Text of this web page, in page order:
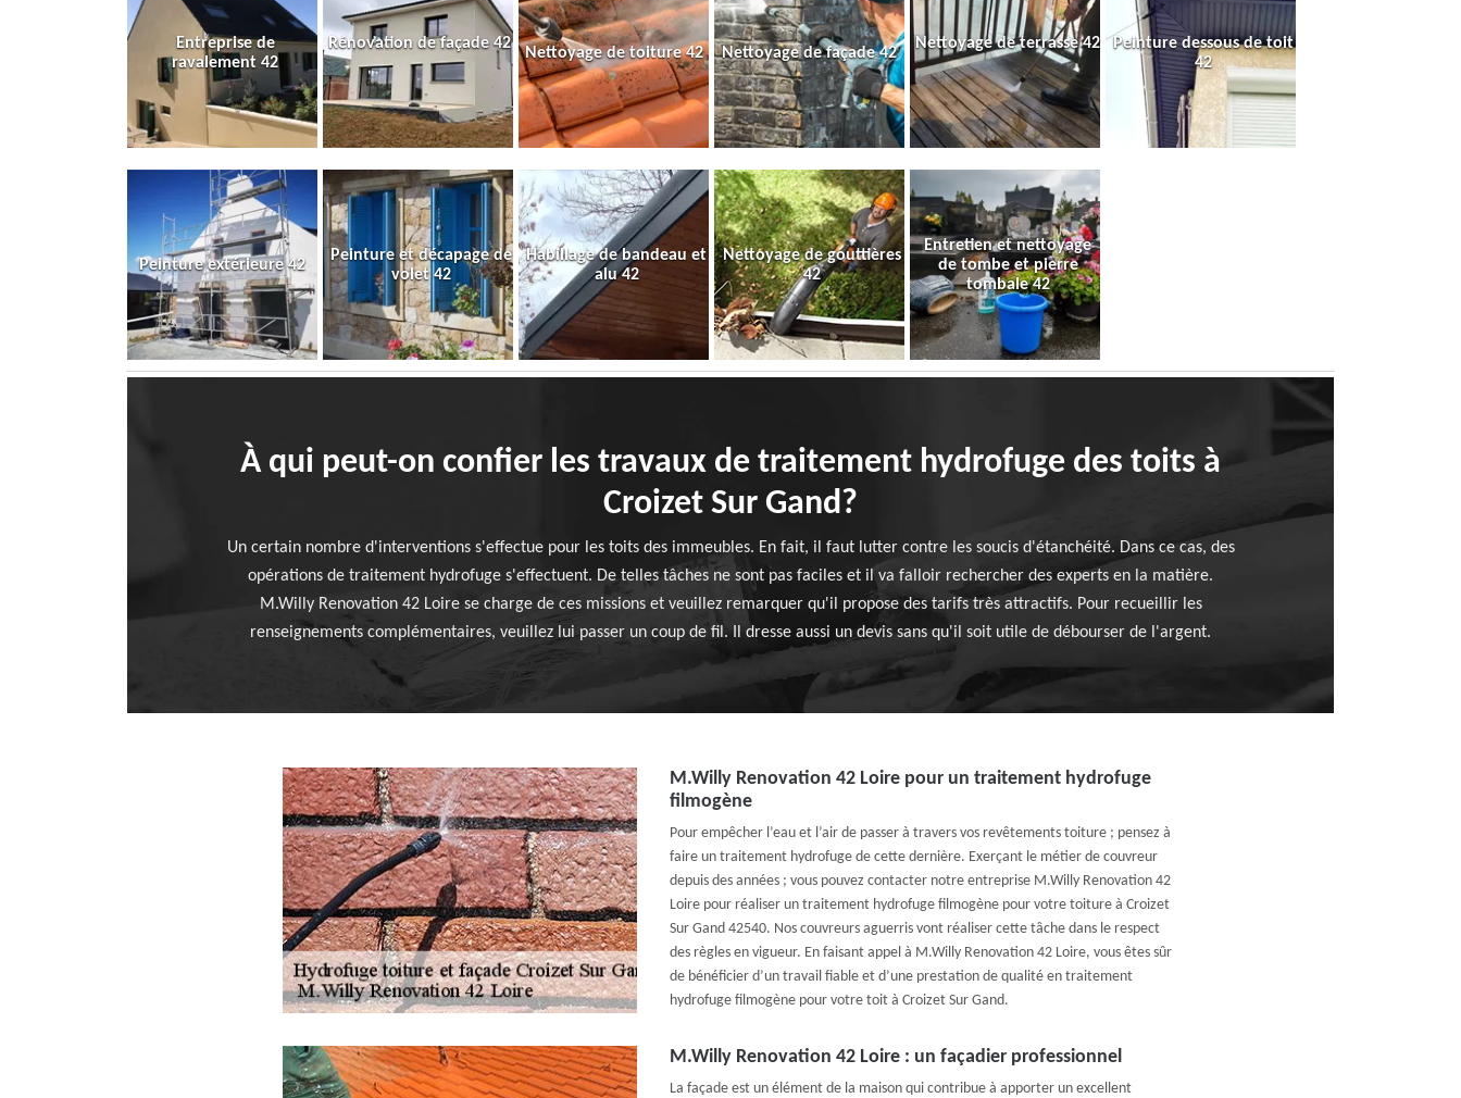
Entreprise de
ravalement 42
Rénovation de façade 42
Nettoyage de toiture 42 Nettoyage de façade 42
Nettoyage de terrasse 42
Peinture dessous de toit
42
Peinture extérieure 42
Peinture et décapage de
volet 42
Habillage de bandeau et
alu 42
Nettoyage de gouttières
42
Entretien et nettoyage
de tombe et pierre
tombale 42
À qui peut-on confier les travaux de traitement hydrofuge des toits à
Croizet Sur Gand?
Un certain nombre d'interventions s'effectue pour les toits des immeubles. En fait, il faut lutter contre les soucis d'étanchéité. Dans ce cas, des
opérations de traitement hydrofuge s'effectuent. De telles tâches ne sont pas faciles et il va falloir rechercher des experts en la matière.
M.Willy Renovation 42 Loire se charge de ces missions et veuillez remarquer qu'il propose des tarifs très attractifs. Pour recueillir les
renseignements complémentaires, veuillez lui passer un coup de fil. Il dresse aussi un devis sans qu'il soit utile de débourser de l'argent.
M.Willy Renovation 42 Loire pour un traitement hydrofuge
filmogène
Pour empêcher l’eau et l’air de passer à travers vos revêtements toiture ; pensez à
faire un traitement hydrofuge de cette dernière. Exerçant le métier de couvreur
depuis des années ; vous pouvez contacter notre entreprise M.Willy Renovation 42
Loire pour réaliser un traitement hydrofuge filmogène pour votre toiture à Croizet
Sur Gand 42540. Nos couvreurs aguerris vont réaliser cette tâche dans le respect
des règles en vigueur. En faisant appel à M.Willy Renovation 42 Loire, vous êtes sûr
de bénéficier d’un travail fiable et d’une prestation de qualité en traitement
hydrofuge filmogène pour votre toit à Croizet Sur Gand.
M.Willy Renovation 42 Loire : un façadier professionnel
La façade est un élément de la maison qui contribue à apporter un excellent